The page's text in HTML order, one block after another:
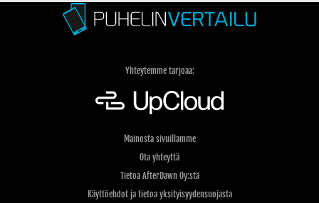
Yhteytemme tarjoaa:
Mainosta sivuillamme
Ota yhteyttä
Tietoa AfterDawn Oy:stä
Käyttöehdot ja tietoa yksityisyydensuojasta